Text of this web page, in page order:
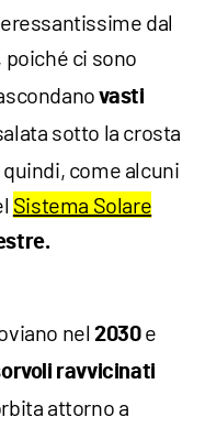
dal
poiché ci sono
vasti
sotto la crosta
come alcuni
Sistema Solare
nel 2030e
ravvicinati
attorno a